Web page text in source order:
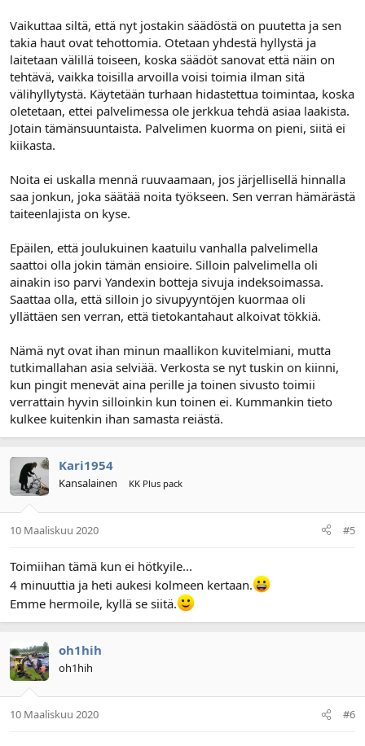
Vaikuttaa siltä, että nyt jostakin säädöstä on puutetta ja sen
takia haut ovat tehottomia. Otetaan yhdestä hyllystä ja
laitetaan välillä toiseen, koska säädöt sanovat että näin on
tehtävä, vaikka toisilla arvoilla voisi toimia ilman sitä
välihyllytystä. Käytetään turhaan hidastettua toimintaa, koska
oletetaan, ettei palvelimessa ole jerkkua tehdä asiaa laakista.
Jotain tämänsuuntaista. Palvelimen kuorma on pieni, siitä ei
kiikasta.
Noita ei uskalla mennä ruuvaamaan, jos järjellisellä hinnalla
saa jonkun, joka säätää noita työkseen. Sen verran hämärästä
taiteenlajista on kyse.
Epäilen, että joulukuinen kaatuilu vanhalla palvelimella
saattoi olla jokin tämän ensioire. Silloin palvelimella oli
ainakin iso parvi Yandexin botteja sivuja indeksoimassa.
Saattaa olla, että silloin jo sivupyyntöjen kuormaa oli
yllättäen sen verran, että tietokantahaut alkoivat tökkiä.
Nämä nyt ovat ihan minun maallikon kuvitelmiani, mutta
tutkimallahan asia selviää. Verkosta se nyt tuskin on kiinni,
kun pingit menevät aina perille ja toinen sivusto toimii
verrattain hyvin silloinkin kun toinen ei. Kummankin tieto
kulkee kuitenkin ihan samasta reiästä.
Kari1954
Kansalainen KK Plus pack
10 Maaliskuu 2020 #5
Toimiihan tämä kun ei hötkyile...
4 minuuttia ja heti aukesi kolmeen kertaan.
Emme hermoile, kyllä se siitä.
oh1hih
oh1hih
10 Maaliskuu 2020 #6